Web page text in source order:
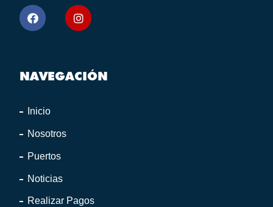
NAVEGACIÓN
Inicio
Nosotros
Puertos
Noticias
Realizar Pagos